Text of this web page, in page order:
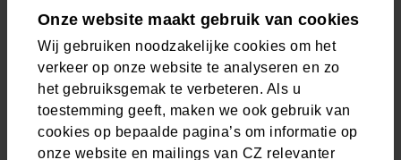
Onze website maakt gebruik van cookies
Wij gebruiken noodzakelijke cookies om het
verkeer op onze website te analyseren en zo
het gebruiksgemak te verbeteren. Als u
toestemming geeft, maken we ook gebruik van
cookies op bepaalde pagina’s om informatie op
onze website en mailings van CZ relevanter
uit uw aanvullende
verzekering
Jongeren
€ 120 maximaal per jaar
bovenop de vergoeding uit de
basisverzekering we
vergoeden eerst uit de
basisverzekering en daarna